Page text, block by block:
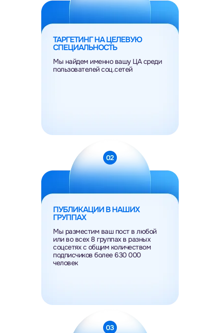
Мы разместим ваш пост в любой
или во всех 8 группах в разных
соцсетях с общим количеством
подписчиков более 630 000
человек
ПУБЛИКАЦИИ В НАШИХ
ГРУППАХ
Мы найдем именно вашу ЦА среди
пользователей соц.сетей
ТАРГЕТИНГ НА ЦЕЛЕВУЮ
СПЕЦИАЛЬНОСТЬ